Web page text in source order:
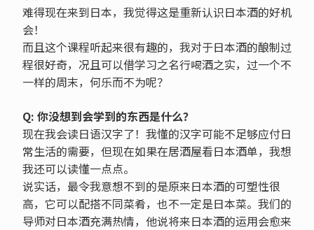
难得现在来到日本，我觉得这是重新认识日本酒的好机
会！
而且这个课程听起来很有趣的，我对于日本酒的酿制过
程很好奇，况且可以借学习之名行喝酒之实，过一个不
一样的周末，何乐而不为呢？
Q: 你没想到会学到的东西是什么？
现在我会读日语汉字了！我懂的汉字可能不足够应付日
常生活的需要，但现在如果在居酒屋看日本酒单，我想
我还可以读懂一点点。
说实话，最令我意想不到的是原来日本酒的可塑性很
高，它可以配搭不同菜肴，也不一定是日本菜。我们的
导师对日本酒充满热情，他说将来日本酒的运用会愈来